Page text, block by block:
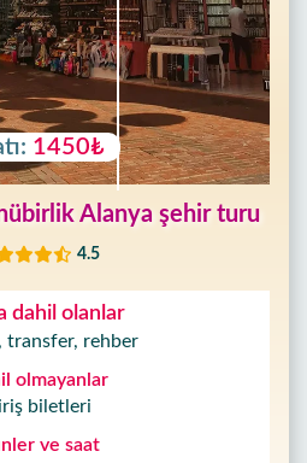
1450₺
Alanya şehir turu
4.5
dahil olanlar
transfer, rehber
olmayanlar
biletleri
ve saat